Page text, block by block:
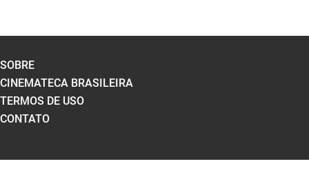
SOBRE
CINEMATECA BRASILEIRA
TERMOS DE USO
CONTATO